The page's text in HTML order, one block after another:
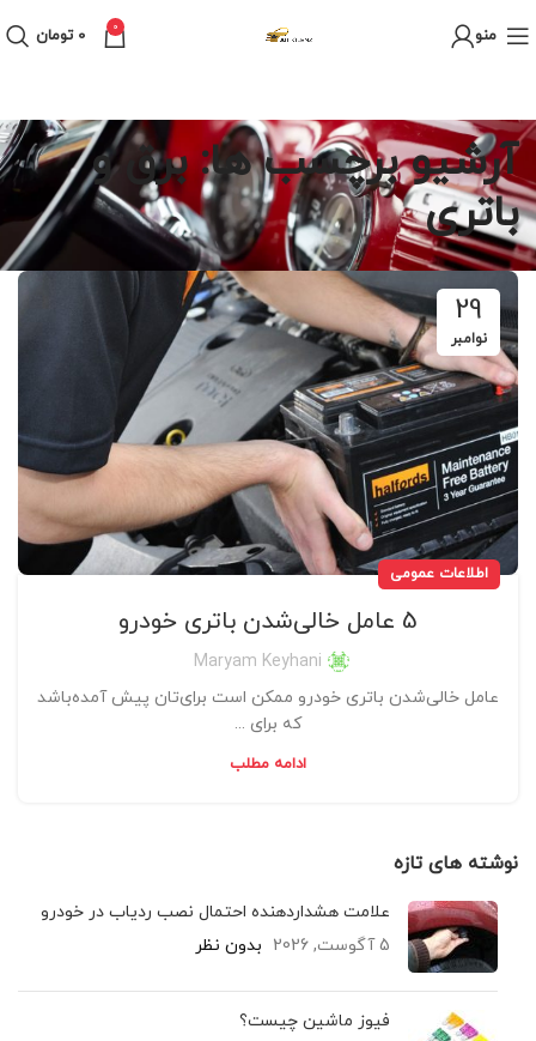
منو 0
0 تومان
آرشیو برچسب ها: برق و
باتری
29
نوامبر
اطلاعات عمومی
5 عامل خالی‌شدن باتری خودرو
Maryam Keyhani
عامل خالی‌شدن باتری خودرو ممکن است برای‌تان پیش آمده‌باشد
که برای ...
ادامه مطلب
نوشته های تازه
علامت هشداردهنده احتمال نصب ردیاب در خودرو
5 آگوست, 2026
بدون نظر
فیوز ماشین چیست؟